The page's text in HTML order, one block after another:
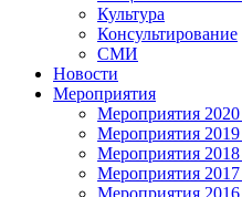
Культура
Консультирование
СМИ
Новости
Мероприятия
Мероприятия 2020
Мероприятия 2019
Мероприятия 2018
Мероприятия 2017
Мероприятия 2016